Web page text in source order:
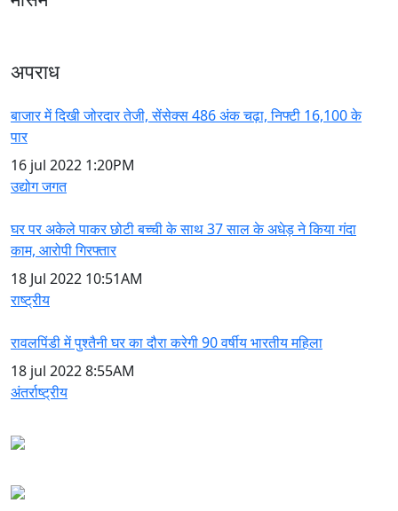
अपराध
बाजार में दिखी जोरदार तेजी, सेंसेक्स 486 अंक चढ़ा, निफ्टी 16,100 के
पार
16 jul 2022 1:20PM
उद्योग जगत
घर पर अकेले पाकर छोटी बच्ची के साथ 37 साल के अधेड़ ने किया गंदा
काम, आरोपी गिरफ्तार
18 Jul 2022 10:51AM
राष्ट्रीय
रावलपिंडी में पुश्तैनी घर का दौरा करेगी 90 वर्षीय भारतीय महिला
18 jul 20228:55AM
अंतर्राष्ट्रीय